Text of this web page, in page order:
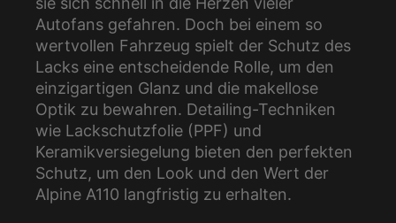
Autofans gefahren. Doch bei einem so
wertvollen Fahrzeug spielt der Schutz des
Lacks eine entscheidende Rolle, um den
einzigartigen Glanz und die makellose
Optik zu bewahren. Detailing-Techniken
wie Lackschutzfolie (PPF) und
Keramikversiegelung bieten den perfekten
Schutz, um den Look und den Wert der
Alpine A110 langfristig zu erhalten.